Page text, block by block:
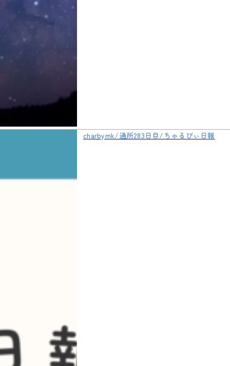
charbymk/通所283日目/ちゃるびぃ日報